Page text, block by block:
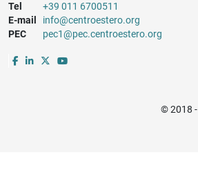
Tel
+39 011 6700511
E-mail
info@centroestero.org
PEC
pec1@pec.centroestero.org
© 2018 -